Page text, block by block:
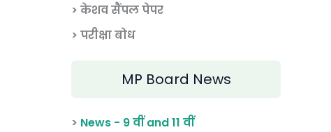
> केशव सैंपल पेपर
> परीक्षा बोध
MP Board News
> News - 9 वीं and 11 वीं